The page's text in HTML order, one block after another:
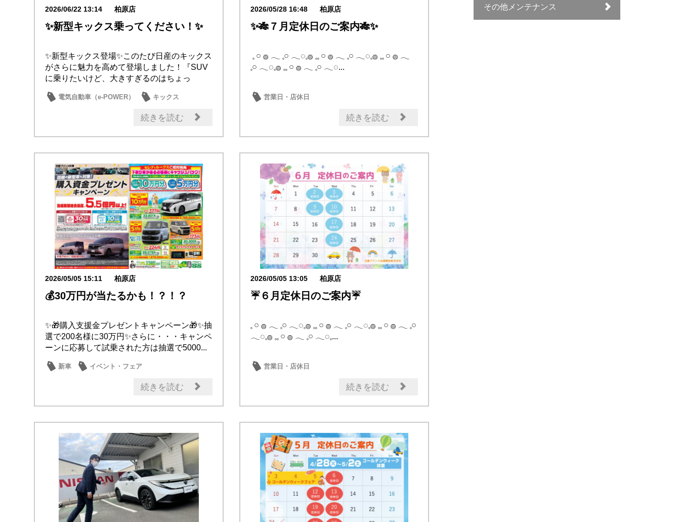
2026/06/22 13:14 柏原店
✨新型キックス乗ってください！✨
✨新型キックス登場✨このたび日産のキックス
がさらに魅力を高めて登場しました！『SUV
に乗りたいけど、大きすぎるのはちょっ
電気自動車（e-POWER）
キックス
試乗車・展示車
続きを読む
2026/05/28 16:48 柏原店
✨🎋７月定休日のご案内🎋✨
𓈒 𓏸 𓐍 𓂃 𓈒𓏸 𓂃◌𓈒𓐍 𓈒𓈒 𓏸 𓐍 𓂃 𓈒𓏸 𓂃◌𓈒𓐍 𓈒𓈒 𓏸 𓐍 𓂃
𓈒𓏸 𓂃◌𓈒𓐍 𓈒𓈒 𓏸 𓐍 𓂃 𓈒𓏸 𓂃◌...
営業日・店休日
続きを読む
2026/05/05 15:11 柏原店
💰30万円が当たるかも！？！？
✨🎁購入支援金プレゼントキャンペーン🎁✨抽
選で200名様に30万円✨さらに・・・キャンペ
ーンに応募して試乗された方は抽選で5000...
新車 イベント・フェア
続きを読む
2026/05/05 13:05 柏原店
☔６月定休日のご案内☔
𓈒 𓏸 𓐍 𓂃 𓈒𓏸 𓂃◌𓈒𓐍 𓈒𓈒 𓏸 𓐍 𓂃 𓈒𓏸 𓂃◌𓈒𓐍 𓈒𓈒 𓏸 𓐍 𓂃 𓈒𓏸
𓂃◌𓈒𓐍 𓈒𓈒 𓏸 𓐍 𓂃 𓈒𓏸 𓂃◌𓈒...
営業日・店休日
続きを読む
その他メンテナンス